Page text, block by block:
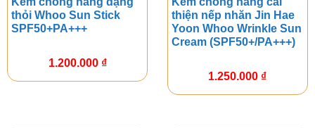
thỏi Whoo Sun Stick
SPF50+PA+++
1.200.000 ₫
thiện nếp nhăn Jin Hae
Yoon Whoo Wrinkle Sun
Cream (SPF50+/PA+++)
1.250.000 ₫